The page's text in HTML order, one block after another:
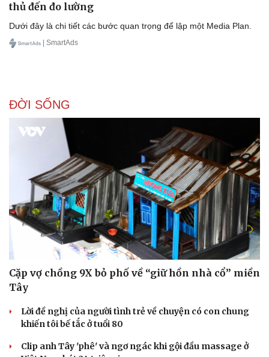
thủ đến đo lường
Dưới đây là chi tiết các bước quan trọng để lập một Media Plan.
| SmartAds
ĐỜI SỐNG
Cặp vợ chồng 9X bỏ phố về “giữ hồn nhà cổ” miền
Tây
Lời đề nghị của người tình trẻ về chuyện có con chung
khiến tôi bế tắc ở tuổi 80
Clip anh Tây 'phê' và ngơ ngác khi gội đầu massage ở